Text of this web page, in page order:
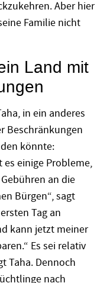
Aber hier
Familie nicht
Land mit
in ein anderes
Beschränkungen
könnte:
es einige Probleme,
an die
Bürgen“, sagt
Tag an
kann jetzt meiner
Es sei relativ
Taha. Dennoch
nach